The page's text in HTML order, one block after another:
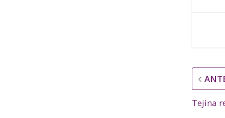
Tejina